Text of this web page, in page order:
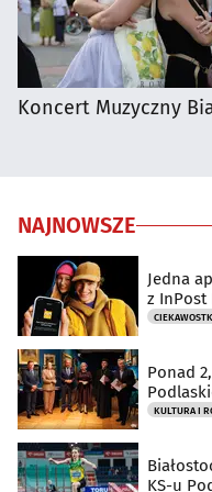
Koncert Muzyczny
NAJNOWSZE
Jedna
z InPost
Ponad
KS-u